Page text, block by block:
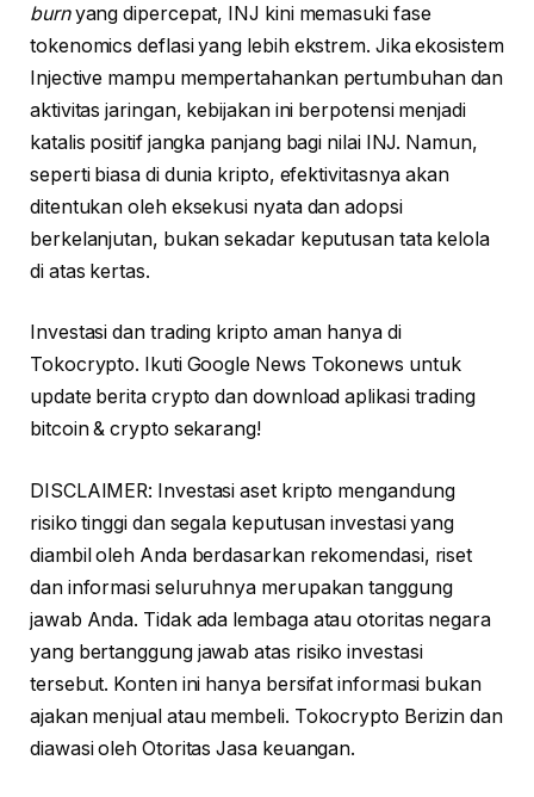
burnyang dipercepat, INJ kini memasuki fase
tokenomics deflasi yang lebih ekstrem. Jika ekosistem
Injective mampu mempertahankan pertumbuhan dan
aktivitas jaringan, kebijakan ini berpotensi menjadi
katalis positif jangka panjang bagi nilai INJ. Namun,
seperti biasa di dunia kripto, efektivitasnya akan
ditentukan oleh eksekusi nyata dan adopsi
berkelanjutan, bukan sekadar keputusan tata kelola
di atas kertas.
Investasi dan trading kripto aman hanya di
Tokocrypto. Ikuti Google News Tokonews untuk
update berita crypto dan download aplikasi trading
bitcoin & crypto sekarang!
DISCLAIMER: Investasi aset kripto mengandung
risiko tinggi dan segala keputusan investasi yang
diambil oleh Anda berdasarkan rekomendasi, riset
dan informasi seluruhnya merupakan tanggung
jawab Anda. Tidak ada lembaga atau otoritas negara
yang bertanggung jawab atas risiko investasi
tersebut. Konten ini hanya bersifat informasi bukan
ajakan menjual atau membeli. Tokocrypto Berizin dan
diawasi oleh Otoritas Jasa keuangan.